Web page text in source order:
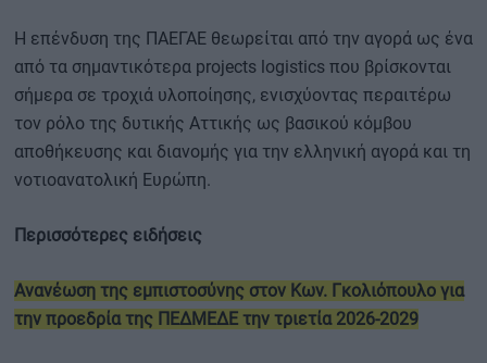
Η επένδυση της ΠΑΕΓΑΕ θεωρείται από την αγορά ως ένα
από τα σημαντικότερα projects logistics που βρίσκονται
σήμερα σε τροχιά υλοποίησης, ενισχύοντας περαιτέρω
τον ρόλο της δυτικής Αττικής ως βασικού κόμβου
αποθήκευσης και διανομής για την ελληνική αγορά και τη
νοτιοανατολική Ευρώπη.
Περισσότερες ειδήσεις
Ανανέωση της εμπιστοσύνης στον Κων. Γκολιόπουλο για
την προεδρία της ΠΕΔΜΕΔΕ την τριετία 2026-2029